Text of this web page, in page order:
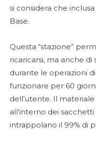
si considera che
Base.
Questa “stazione”
ricaricarsi, ma anche
durante le operazioni
funzionare per 60
dell’utente. Il
all’interno dei sacchetti
intrappolano il 99% di